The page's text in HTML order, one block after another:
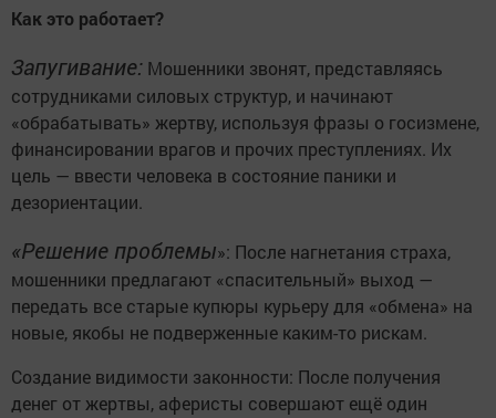
Как это работает?
Запугивание: Мошенники звонят, представляясь
сотрудниками силовых структур, и начинают
«обрабатывать» жертву, используя фразы о госизмене,
финансировании врагов и прочих преступлениях. Их
цель — ввести человека в состояние паники и
дезориентации.
«Решение проблемы»: После нагнетания страха,
мошенники предлагают «спасительный» выход —
передать все старые купюры курьеру для «обмена» на
новые, якобы не подверженные каким-то рискам.
Создание видимости законности: После получения
денег от жертвы, аферисты совершают ещё один